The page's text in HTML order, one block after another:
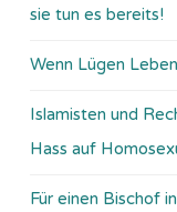
sie tun es bereits!
Wenn Lügen
Islamisten und
Hass auf
Für einen Bischof